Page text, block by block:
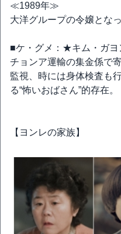
≪1989年≫
大洋グループの令嬢とな
■ケ・グメ：★キム・ガヨ
チョンア運輸の集金係で
監視、時には身体検査も
る“怖いおばさん”的存在。
【ヨンレの家族】